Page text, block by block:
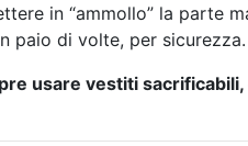
in “ammollo” la parte
paio di volte, per sicurezza.
usare vestiti